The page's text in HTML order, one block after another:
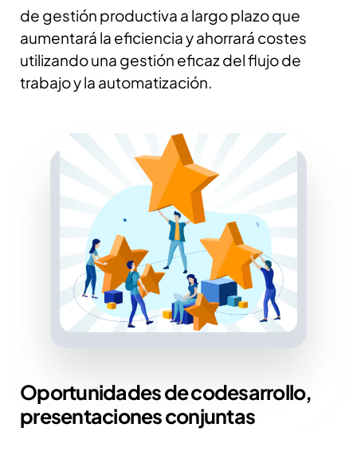
de gestión productiva a largo plazo que
aumentará la eficiencia y ahorrará costes
utilizando una gestión eficaz del flujo de
trabajo y la automatización.
Oportunidades de codesarrollo,
presentaciones conjuntas